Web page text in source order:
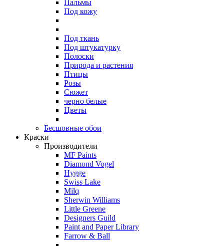
Пальмы
Под кожу
Под ткань
Под штукатурку
Полоски
Природа и растения
Птицы
Розы
Сюжет
черно белые
Цветы
Бесшовные обои
Краски
Производители
MF Paints
Diamond Vogel
Hygge
Swiss Lake
Milq
Sherwin Williams
Little Greene
Designers Guild
Paint and Paper Library
Farrow & Ball